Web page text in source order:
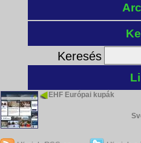
Keresés
EHF Európai kupák